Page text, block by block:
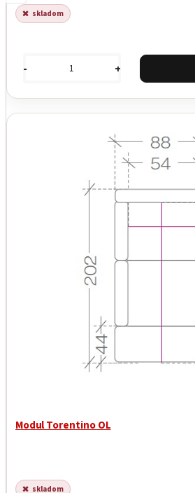
skladom
- +
Modul Torentino OL
skladom